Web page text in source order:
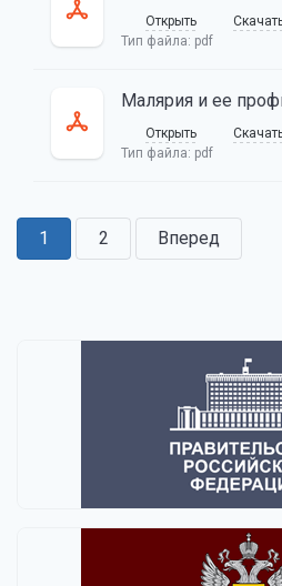
Открыть
Тип файла: pdf
Малярия и ее
Открыть
Тип файла: pdf
1 2 Вперед